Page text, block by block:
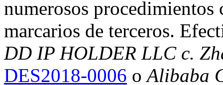
numerosos
marcarios de terceros.
DD IP HOLDER LLC c.
DES2018-0006 oAlibaba